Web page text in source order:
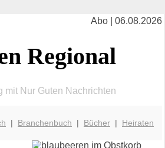
Abo | 06.08.2026
Regional
mit Nur Guten Nachrichten
| Branchenbuch | Bücher | Heiraten